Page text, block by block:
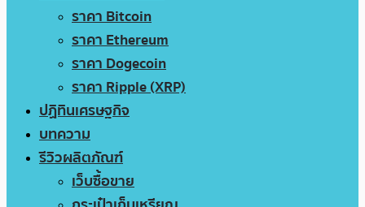
ราคา Bitcoin
ราคา Ethereum
ราคา Dogecoin
ราคา Ripple (XRP)
ปฏิทินเศรษฐกิจ
บทความ
รีวิวผลิตภัณฑ์
เว็บซื้อขาย